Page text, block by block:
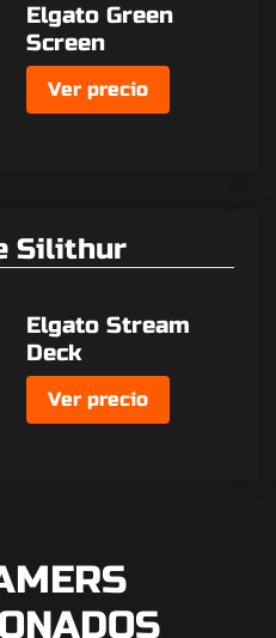
Elgato Green
Screen
Ver precio
Silithur
Elgato Stream
Deck
Ver precio